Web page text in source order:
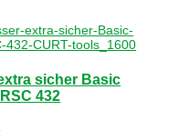
sicher Basic
432